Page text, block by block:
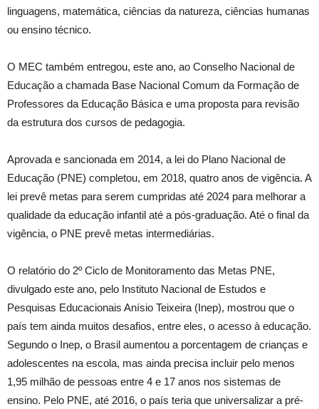
linguagens, matemática, ciências da natureza, ciências humanas
ou ensino técnico.
O MEC também entregou, este ano, ao Conselho Nacional de
Educação a chamada Base Nacional Comum da Formação de
Professores da Educação Básica e uma proposta para revisão
da estrutura dos cursos de pedagogia.
Aprovada e sancionada em 2014, a lei do Plano Nacional de
Educação (PNE) completou, em 2018, quatro anos de vigência. A
lei prevê metas para serem cumpridas até 2024 para melhorar a
qualidade da educação infantil até a pós-graduação. Até o final da
vigência, o PNE prevê metas intermediárias.
O relatório do 2º Ciclo de Monitoramento das Metas PNE,
divulgado este ano, pelo Instituto Nacional de Estudos e
Pesquisas Educacionais Anísio Teixeira (Inep), mostrou que o
país tem ainda muitos desafios, entre eles, o acesso à educação.
Segundo o Inep, o Brasil aumentou a porcentagem de crianças e
adolescentes na escola, mas ainda precisa incluir pelo menos
1,95 milhão de pessoas entre 4 e 17 anos nos sistemas de
ensino. Pelo PNE, até 2016, o país teria que universalizar a pré-